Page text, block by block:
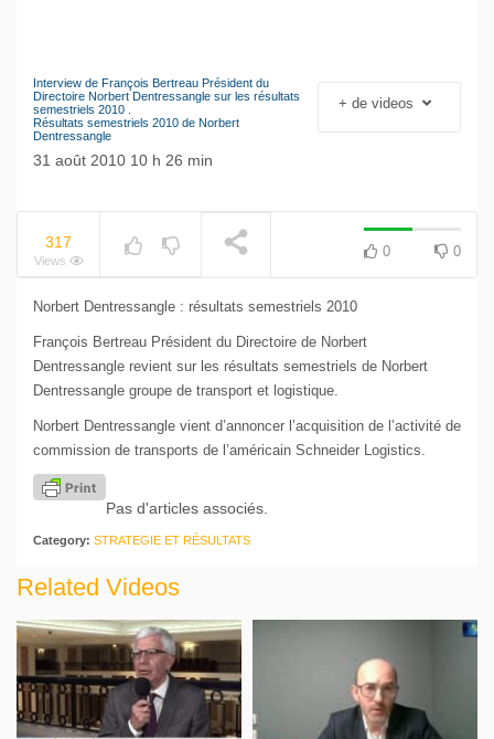
NOW PLAYING
Le séisme industriel
Interview de François Bertreau Président du
Directoire Norbert Dentressangle sur les résultats
semestriels 2010 .
Résultats semestriels 2010 de Norbert
Dentressangle
31 août 2010 10 h 26 min
+ de videos
317
Views
0 0
Norbert Dentressangle : résultats semestriels 2010
François Bertreau Président du Directoire de Norbert
Dentressangle revient sur les résultats semestriels de Norbert
Dentressangle groupe de transport et logistique.
Norbert Dentressangle vient d’annoncer l’acquisition de l’activité de
commission de transports de l’américain Schneider Logistics.
Pas d'articles associés.
Category: STRATEGIE ET RÉSULTATS
Related Videos